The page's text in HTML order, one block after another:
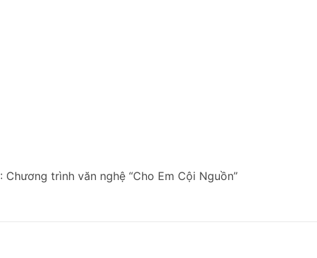
: Chương trình văn nghệ “Cho Em Cội Nguồn”